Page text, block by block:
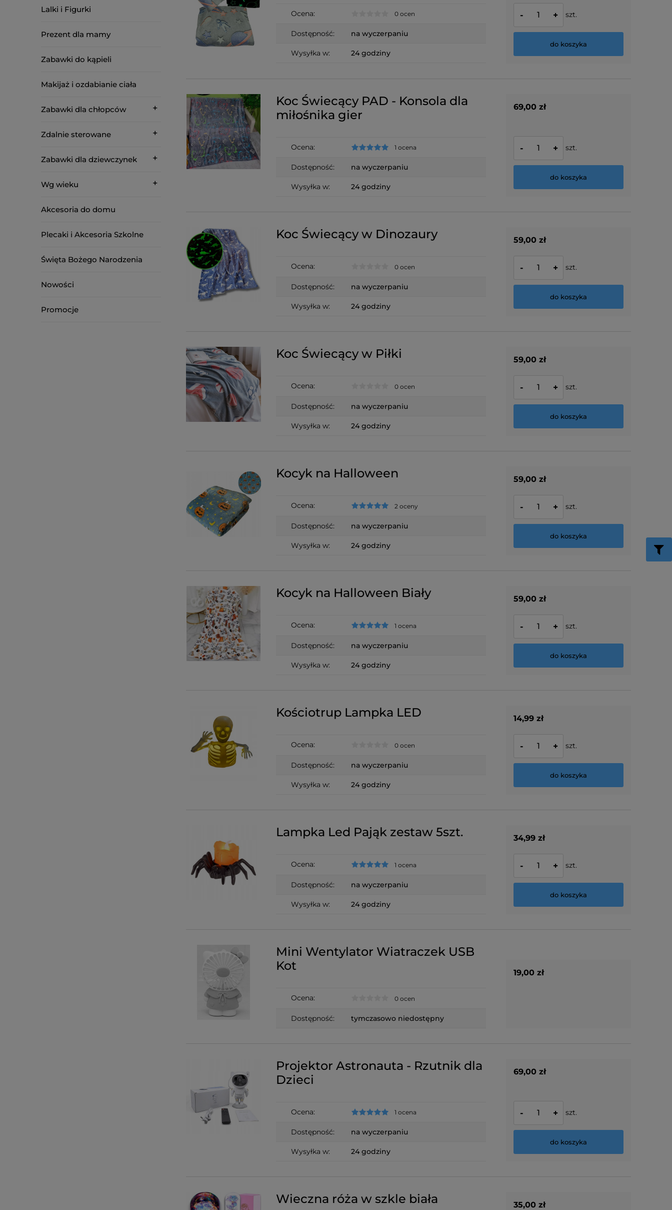
Lalki i Figurki
Prezent dla mamy
Zabawki do kąpieli
Makijaż i ozdabianie ciała
Zabawki dla chłopców
Zdalnie sterowane
Zabawki dla dziewczynek
Wg wieku
Akcesoria do domu
Plecaki i Akcesoria Szkolne
Święta Bożego Narodzenia
Nowości
Promocje
Ocena: 0 ocen
Dostępność: na wyczerpaniu
Wysyłka w: 24 godziny
- + szt.
do koszyka
Koc Świecący PAD - Konsola dla
miłośnika gier
Ocena: 1 ocena
Dostępność: na wyczerpaniu
Wysyłka w: 24 godziny
69,00 zł
- + szt.
do koszyka
Koc Świecący w Dinozaury
Ocena: 0 ocen
Dostępność: na wyczerpaniu
Wysyłka w: 24 godziny
59,00 zł
- + szt.
do koszyka
Koc Świecący w Piłki
Ocena: 0 ocen
Dostępność: na wyczerpaniu
Wysyłka w: 24 godziny
59,00 zł
- + szt.
do koszyka
Kocyk na Halloween
Ocena: 2 oceny
Dostępność: na wyczerpaniu
Wysyłka w: 24 godziny
59,00 zł
- + szt.
do koszyka
Kocyk na Halloween Biały
Ocena: 1 ocena
Dostępność: na wyczerpaniu
Wysyłka w: 24 godziny
59,00 zł
- + szt.
do koszyka
Kościotrup Lampka LED
Ocena: 0 ocen
Dostępność: na wyczerpaniu
Wysyłka w: 24 godziny
14,99 zł
- + szt.
do koszyka
Lampka Led Pająk zestaw 5szt.
Ocena: 1 ocena
Dostępność: na wyczerpaniu
Wysyłka w: 24 godziny
34,99 zł
- + szt.
do koszyka
Mini Wentylator Wiatraczek USB
Kot
Ocena: 0 ocen
Dostępność: tymczasowo niedostępny
19,00 zł
Projektor Astronauta - Rzutnik dla
Dzieci
Ocena: 1 ocena
Dostępność: na wyczerpaniu
Wysyłka w: 24 godziny
69,00 zł
- + szt.
do koszyka
Wieczna róża w szkle biała 35,00 zł